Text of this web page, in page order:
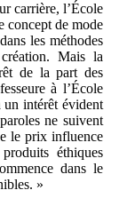
carrière, l’École
concept de mode
les méthodes
Mais la
de la part des
à l’École
intérêt évident
ne suivent
le prix influence
éthiques
dans le
»